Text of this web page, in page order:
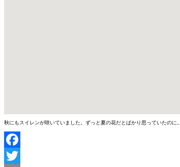
秋にもスイレンが咲いていました。ずっと夏の花だとばかり思っていたのに。
Facebook